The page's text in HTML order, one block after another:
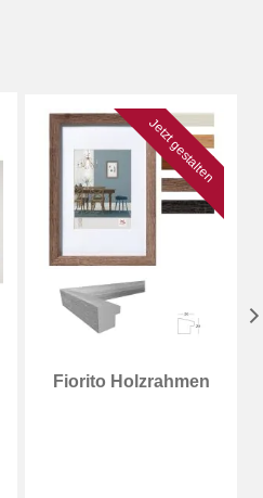
Jetzt gestalten
Fiorito Holzrahmen